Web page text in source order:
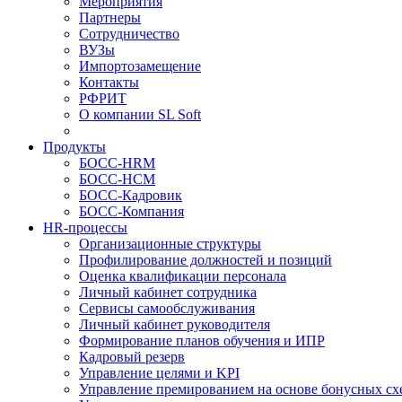
Партнеры
Сотрудничество
ВУЗы
Импортозамещение
Контакты
РФРИТ
О компании SL Soft
Продукты
БОСС-HRM
БОСС-HCM
БОСС-Кадровик
БОСС-Компания
HR-процессы
Организационные структуры
Профилирование должностей и позиций
Оценка квалификации персонала
Личный кабинет сотрудника
Сервисы самообслуживания
Личный кабинет руководителя
Формирование планов обучения и ИПР
Кадровый резерв
Управление целями и KPI
Управление премированием на основе бонусных